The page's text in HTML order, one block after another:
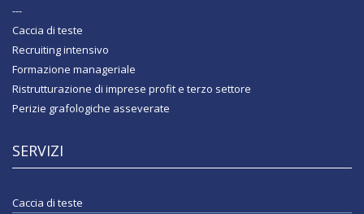
---
Caccia di teste
Recruiting intensivo
Formazione manageriale
Ristrutturazione di imprese profit e terzo settore
Perizie grafologiche asseverate
SERVIZI
Caccia di teste